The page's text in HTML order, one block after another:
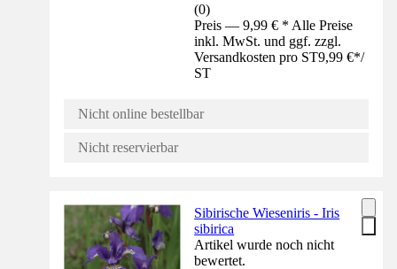
(0)
Preis — 9,99 € * Alle Preise
inkl. MwSt. und ggf. zzgl.
Versandkosten pro ST9,99 €*/
ST
Nicht online bestellbar
Nicht reservierbar
Sibirische Wieseniris - Iris
sibirica
Artikel wurde noch nicht
bewertet.